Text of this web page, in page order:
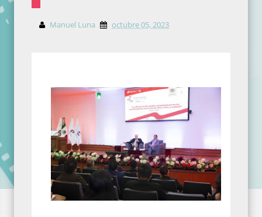
Manuel Luna octubre 05, 2023